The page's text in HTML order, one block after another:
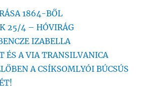
1864-BŐL
25/4 – HÓVIRÁG
IZABELLA
ÉS A VIA TRANSILVANICA
A CSÍKSOMLYÓI BÚCSÚS